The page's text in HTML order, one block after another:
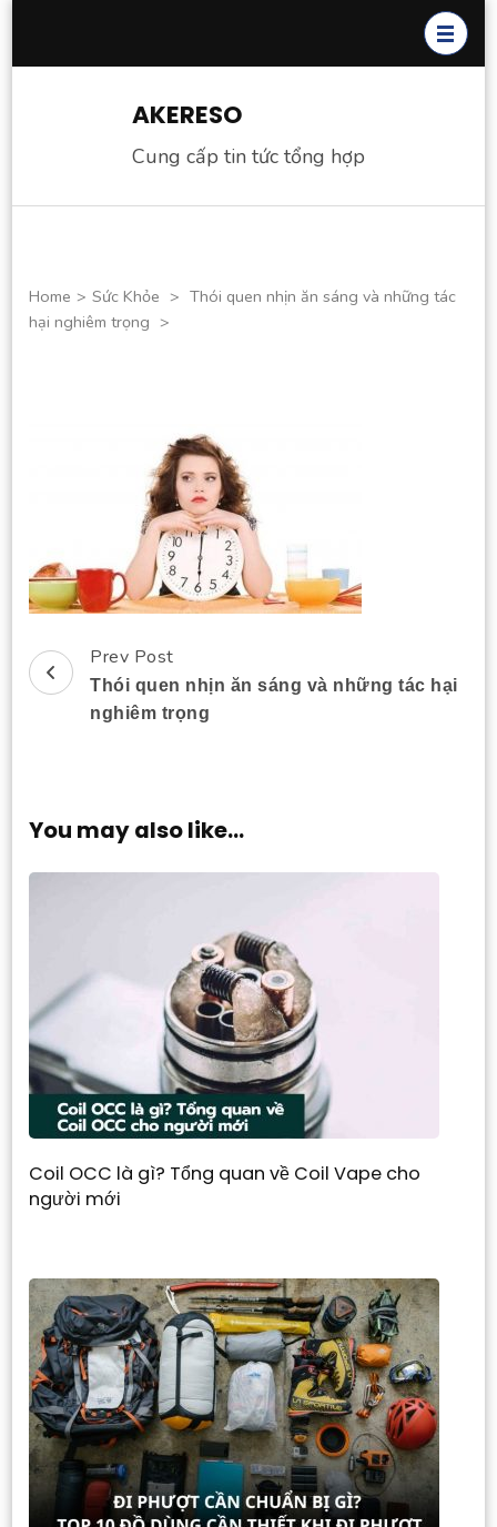
AKERESO
Cung cấp tin tức tổng hợp
Home > Sức Khỏe > Thói quen nhịn ăn sáng và những tác
hại nghiêm trọng >
Post
Navigation
Prev Post
Thói quen nhịn ăn sáng và những tác hại
nghiêm trọng
You may also like...
Coil OCC là gì? Tổng quan về Coil Vape cho
người mới